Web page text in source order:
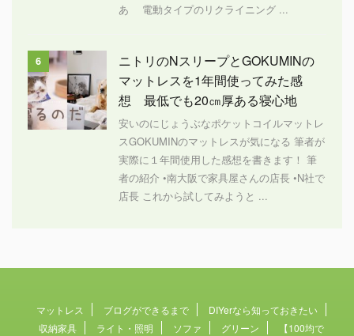
あ 電動タイプのリクライニング ...
6
ニトリのNスリープとGOKUMINの
マットレスを1年間使ってみた感
想 最低でも20㎝厚ある寝心地
安いのにじょうぶなポケットコイルマットレ
スGOKUMINのマットレスが気になる 筆者が
実際に１年間使用した感想を書きます！ 筆
者の紹介 •南大阪で家具屋さんの店長 •N社で
店長 これから試してみようと ...
マットレス ブログができるまで
DIYerなら知っておきたい
収納家具
ライト・照明 ソファ グリーン
【100均で